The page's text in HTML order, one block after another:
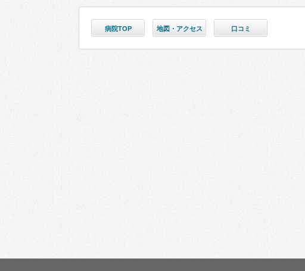
病院TOP 地図・アクセス 口コミ